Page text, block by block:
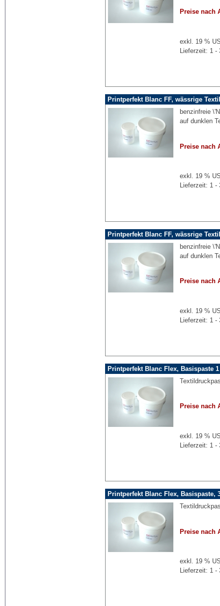
Preise nach
exkl. 19 %
Lieferzeit: 1 -
Printperfekt Blanc FF, wässrige
benzinfreie
auf dunklen
Preise nach
exkl. 19 %
Lieferzeit: 1 -
Printperfekt Blanc FF, wässrige
benzinfreie
auf dunklen
Preise nach
exkl. 19 %
Lieferzeit: 1 -
Printperfekt Blanc Flex, Basispaste
Preise nach
exkl. 19 %
Lieferzeit: 1 -
Printperfekt Blanc Flex, Basispaste,
Preise nach
exkl. 19 %
Lieferzeit: 1 -